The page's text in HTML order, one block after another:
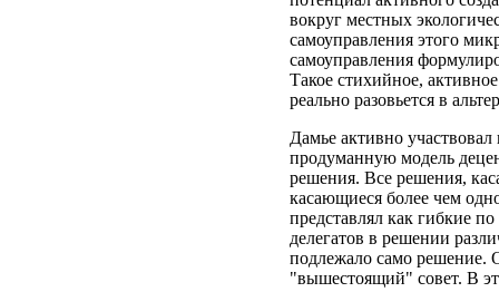
вокруг местных
самоуправления этого
самоуправления
Такое стихийное,
реально разовьется в
Дамье активно
продуманную модель
решения. Все решения,
касающиеся более чем
представлял как гибкие
делегатов в решении
подлежало само решение.
"вышестоящий" совет. В